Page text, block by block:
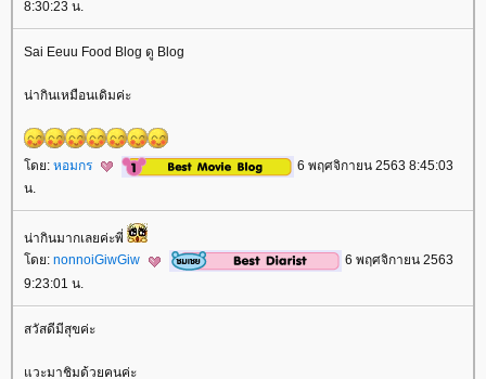
8:30:23 น.
Sai Eeuu Food Blog ดู Blog
น่ากินเหมือนเดิมค่ะ
ดย: หอมกร
6 พฤศจิกายน 2563 8:45:03
น.
น่ากินมากเลยค่ะพี่
ดย: nonnoiGiwGiw
6 พฤศจิกายน 2563
9:23:01 น.
สวัสดีมีสุขค่ะ
วะมาชิมด้วยคนค่ะ